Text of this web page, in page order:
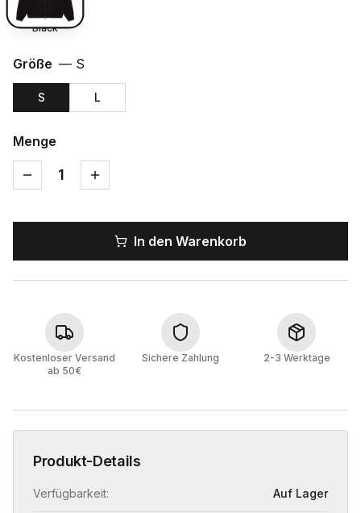
Black
Größe — S
S L
Menge
1
In den Warenkorb
Kostenloser Versand
ab 50€
Sichere Zahlung 2-3 Werktage
Produkt-Details
Verfügbarkeit: Auf Lager